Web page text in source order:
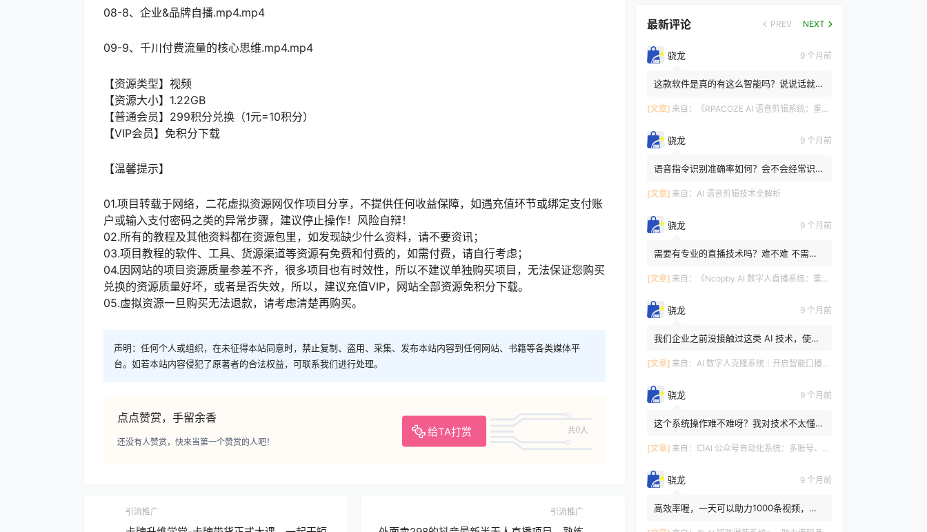
08-8、企业&品牌自播.mp4.mp4
09-9、千川付费流量的核心思维.mp4.mp4
【资源类型】视频
【资源大小】1.22GB
【普通会员】299积分兑换（1元=10积分）
【VIP会员】免积分下载
【温馨提示】
01.项目转载于网络，二花虚拟资源网仅作项目分享，不提供任何收益保障，如遇充值环节或绑定支付账
户或输入支付密码之类的异常步骤，建议停止操作！风险自辩！
02.所有的教程及其他资料都在资源包里，如发现缺少什么资料，请不要资讯；
03.项目教程的软件、工具、货源渠道等资源有免费和付费的，如需付费，请自行考虑；
04.因网站的项目资源质量参差不齐，很多项目也有时效性，所以不建议单独购买项目，无法保证您购买
兑换的资源质量好坏，或者是否失效，所以，建议充值VIP，网站全部资源免积分下载。
05.虚拟资源一旦购买无法退款，请考虑清楚再购买。
声明：任何个人或组织，在未征得本站同意时，禁止复制、盗用、采集、发布本站内容到任何网站、书籍等各类媒体平
台。如若本站内容侵犯了原著者的合法权益，可联系我们进行处理。
点点赞赏，手留余香
给TA打赏 共0人
还没有人赞赏，快来当第一个赞赏的人吧！
引流推广 引流推广
最新评论 PREV NEXT
骁龙 9 个月前
这款软件是真的有这么智能吗？说说话就能
这些功能是基于前沿 AI ...
[文章] 来自： 《RPACOZE AI 语音剪辑系统：重新定义视频创作的智能革命》
骁龙 9 个月前
语音指令识别准确率如何？会不会经常识别
可达到 98% 以上。像图...
[文章] 来自： AI 语音剪辑技术全解析
骁龙 9 个月前
需要有专业的直播技术吗？难不难 不需要
性化，操作简单易上手。...
[文章] 来自： 《Ncopby AI 数字人直播系统：重构直播生态的一站式智能解决方案》
骁龙 9 个月前
我们企业之前没接触过这类 AI 技术，使用
请技术人员吗？ 😊😎完全...
[文章] 来自： AI 数字人克隆系统｜开启智能口播新世代🔮
骁龙 9 个月前
这个系统操作难不难呀？我对技术不太懂，
的操作界面设计得特别简...
[文章] 来自： 💥AI 公众号自动化系统：多账号、智能创作、全平台发布一站式搞定💥
骁龙 9 个月前
高效率喔，一天可以助力1000条视频，中